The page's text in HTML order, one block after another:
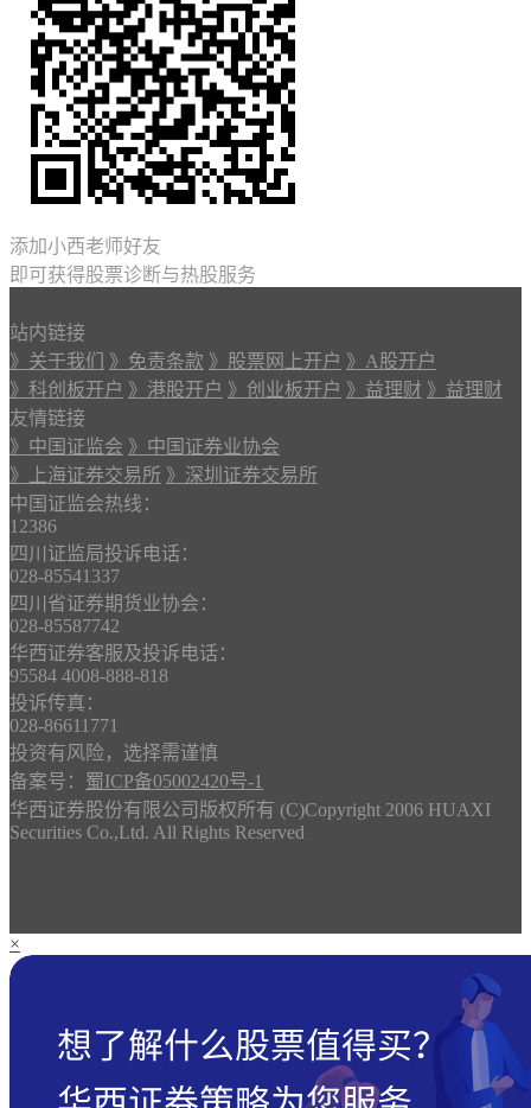
添加小西老师好友
即可获得股票诊断与热股服务
站内链接
》关于我们
》免责条款 》股票网上开户 》A股开户
》科创板开户 》港股开户 》创业板开户 》益理财 》益理财
友情链接
》中国证监会 》中国证券业协会
》上海证券交易所 》深圳证券交易所
中国证监会热线：
12386
四川证监局投诉电话：
028-85541337
四川省证券期货业协会：
028-85587742
华西证券客服及投诉电话：
95584 4008-888-818
投诉传真：
028-86611771
投资有风险，选择需谨慎
备案号： 蜀ICP备05002420号-1
华西证券股份有限公司版权所有 (C)Copyright 2006 HUAXI
Securities Co.,Ltd. All Rights Reserved
×